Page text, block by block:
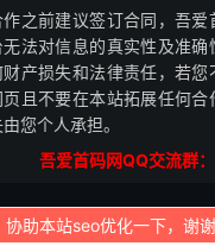
作之前建议签订合同，吾
无法对信息的真实性及准
财产损失和法律责任，若您
页且不要在本站拓展任何
您个人承担。
吾爱首码网QQ交流群：
协助本站seo优化一下，谢谢